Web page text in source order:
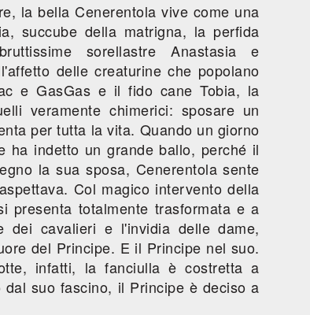
la bella Cenerentola vive come una
succube della matrigna, la perfida
sorellastre Anastasia e
delle creaturine che popolano
e GasGas e il fido cane Tobia, la
veramente chimerici: sposare un
per tutta la vita. Quando un giorno
ha indetto un grande ballo, perché il
la sua sposa, Cenerentola sente
Col magico intervento della
presenta totalmente trasformata e a
dei cavalieri e l'invidia delle dame,
del Principe. E il Principe nel suo.
infatti, la fanciulla è costretta a
suo fascino, il Principe è deciso a